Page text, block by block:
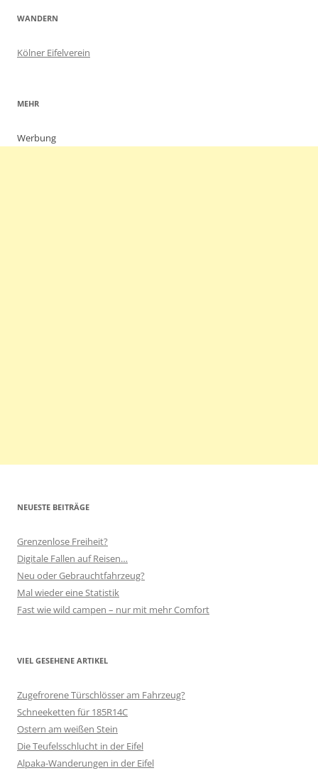
WANDERN
Kölner Eifelverein
MEHR
Werbung
NEUESTE BEITRÄGE
Grenzenlose Freiheit?
Digitale Fallen auf Reisen…
Neu oder Gebrauchtfahrzeug?
Mal wieder eine Statistik
Fast wie wild campen – nur mit mehr Comfort
VIEL GESEHENE ARTIKEL
Zugefrorene Türschlösser am Fahrzeug?
Schneeketten für 185R14C
Ostern am weißen Stein
Die Teufelsschlucht in der Eifel
Alpaka-Wanderungen in der Eifel